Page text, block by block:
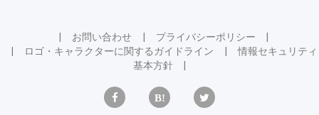
お問い合わせ
プライバシーポリシー
ロゴ・キャラクターに関するガイドライン
情報セキュリティ
基本方針